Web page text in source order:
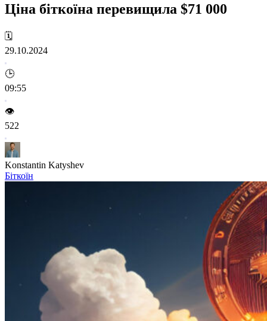
Ціна біткоїна перевищила $71 000
🗓️
29.10.2024
🕒
09:55
👁️
522
Konstantin Katyshev
Біткоїн